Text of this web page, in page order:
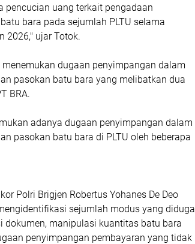
pencucian uang terkait pengadaan
bara pada sejumlah PLTU selama
2026," ujar Totok.
dugaan penyimpangan dalam
pasokan batu bara yang melibatkan dua
BRA.
adanya dugaan penyimpangan dalam
pasokan batu bara di PLTU oleh beberapa
Polri Brigjen Robertus Yohanes De Deo
sejumlah modus yang diduga
manipulasi kuantitas batu bara
penyimpangan pembayaran yang tidak